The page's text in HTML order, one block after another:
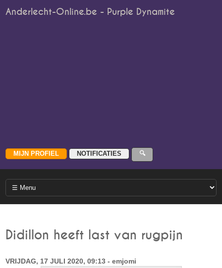
Anderlecht-Online.be - Purple Dynamite
Didillon heeft last van rugpijn
VRIJDAG, 17 JULI 2020, 09:13 - emjomi